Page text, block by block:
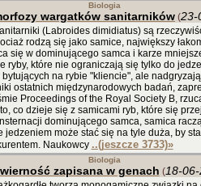
Biologia
wargatków sanitarników (23-
(Labroides dimidiatus) są
rodzą się jako samice, największy
się w dominującego samca i karze
ryby, które nie ograniczają się tylko do
bytujących na rybie "kliencie", ale
ostatnich międzynarodowych badań,
Proceedings of the Royal Society B,
co dzieje się z samicami ryb, które się
dominującego samca, samica
jedzeniem może stać się na tyle duża, by
Naukowcy ..(jeszcze 3733)»
Biologia
zapisana w genach (18-06-